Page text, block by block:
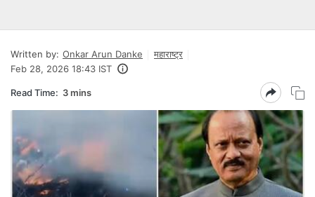
Written by: Onkar Arun Danke
महाराष्ट्र
Feb 28, 2026 18:43 IST
Read Time: 3 mins